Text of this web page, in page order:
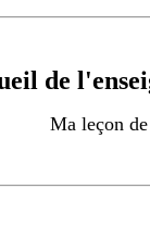
de
Ma leçon